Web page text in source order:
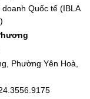
Quốc tế (IBLA
Phường Yên Hoà,